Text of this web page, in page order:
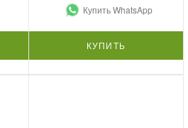
Купить WhatsApp
КУПИТЬ